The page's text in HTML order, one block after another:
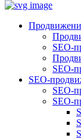
SEO-
SEO-
SEO-
SEO-
SEO-